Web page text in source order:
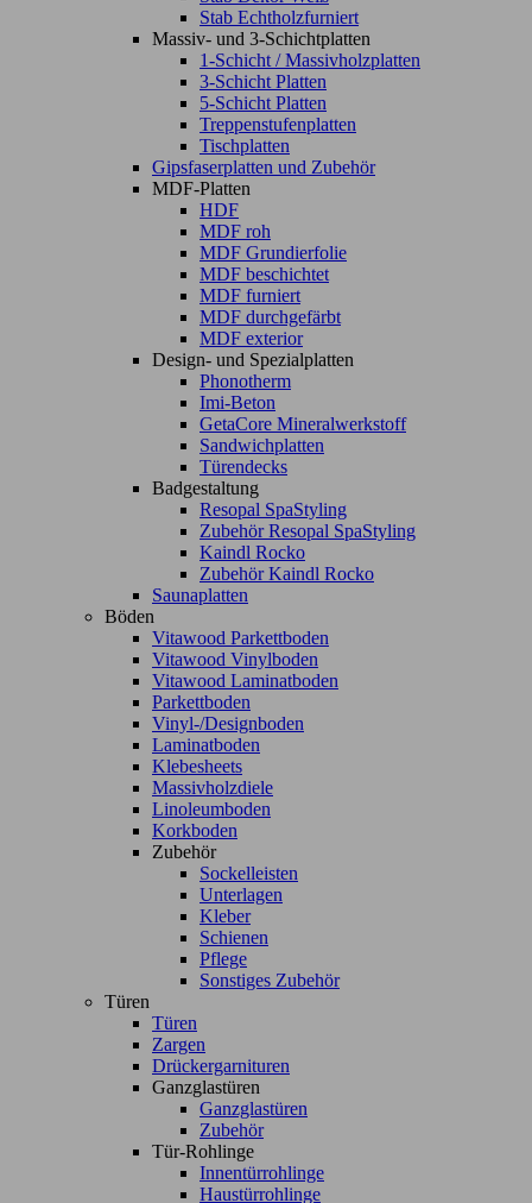
Stab Echtholzfurniert
Massiv- und 3-Schichtplatten
1-Schicht / Massivholzplatten
3-Schicht Platten
5-Schicht Platten
Treppenstufenplatten
Tischplatten
Gipsfaserplatten und Zubehör
MDF-Platten
HDF
MDF roh
MDF Grundierfolie
MDF beschichtet
MDF furniert
MDF durchgefärbt
MDF exterior
Design- und Spezialplatten
Phonotherm
Imi-Beton
GetaCore Mineralwerkstoff
Sandwichplatten
Türendecks
Badgestaltung
Resopal SpaStyling
Zubehör Resopal SpaStyling
Kaindl Rocko
Zubehör Kaindl Rocko
Saunaplatten
Böden
Vitawood Parkettboden
Vitawood Vinylboden
Vitawood Laminatboden
Parkettboden
Vinyl-/Designboden
Laminatboden
Klebesheets
Massivholzdiele
Linoleumboden
Korkboden
Zubehör
Sockelleisten
Unterlagen
Kleber
Schienen
Pflege
Sonstiges Zubehör
Türen
Türen
Zargen
Drückergarnituren
Ganzglastüren
Ganzglastüren
Zubehör
Tür-Rohlinge
Innentürrohlinge
Haustürrohlinge